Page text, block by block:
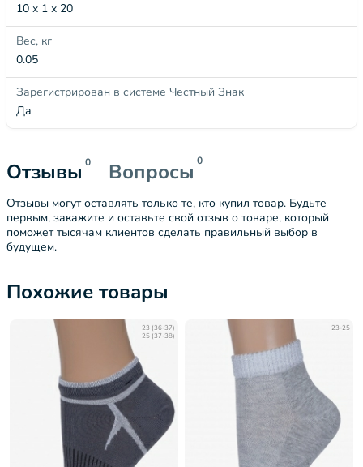
10 x 1 x 20
Вес, кг
0.05
Зарегистрирован в системе Честный Знак
Да
Отзывы 0 Вопросы 0
Отзывы могут оставлять только те, кто купил товар. Будьте
первым, закажите и оставьте свой отзыв о товаре, который
поможет тысячам клиентов сделать правильный выбор в
будущем.
Похожие товары
23 (36-37)
25 (37-38)
23-25